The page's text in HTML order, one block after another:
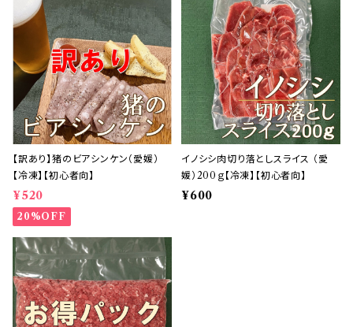
【訳あり】猪のビアシンケン（愛媛）
【冷凍】【初心者向】
¥520
20%OFF
イノシシ肉切り落としスライス （愛
媛）200ｇ【冷凍】【初心者向】
¥600